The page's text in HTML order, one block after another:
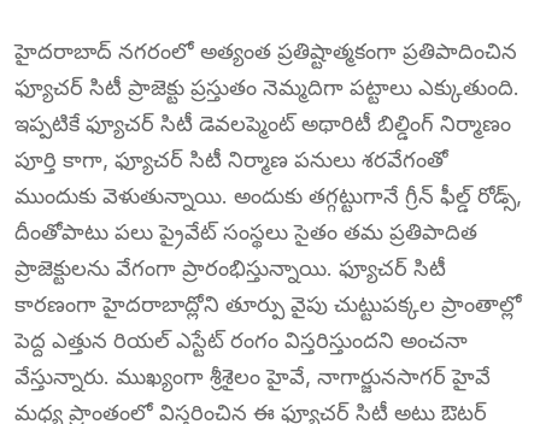
హైదరాబాద్ నగరంలో అత్యంత ప్రతిష్టాత్మకంగా ప్రతిపాదించిన
ఫ్యూచర్ సిటీ ప్రాజెక్టు ప్రస్తుతం నెమ్మదిగా పట్టాలు ఎక్కుతుంది.
ఇప్పటికే ఫ్యూచర్ సిటీ డెవలప్మెంట్ అథారిటీ బిల్డింగ్ నిర్మాణం
పూర్తి కాగా, ఫ్యూచర్ సిటీ నిర్మాణ పనులు శరవేగంతో
ముందుకు వెళుతున్నాయి. అందుకు తగ్గట్టుగానే గ్రీన్ ఫీల్డ్ రోడ్స్,
దీంతోపాటు పలు ప్రైవేట్ సంస్థలు సైతం తమ ప్రతిపాదిత
ప్రాజెక్టులను వేగంగా ప్రారంభిస్తున్నాయి. ఫ్యూచర్ సిటీ
కారణంగా హైదరాబాద్లోని తూర్పు వైపు చుట్టుపక్కల ప్రాంతాల్లో
పెద్ద ఎత్తున రియల్ ఎస్టేట్ రంగం విస్తరిస్తుందని అంచనా
వేస్తున్నారు. ముఖ్యంగా శ్రీశైలం హైవే, నాగార్జునసాగర్ హైవే
మధ్య ప్రాంతంలో విస్తరించిన ఈ ఫ్యూచర్ సిటీ అటు ఔటర్